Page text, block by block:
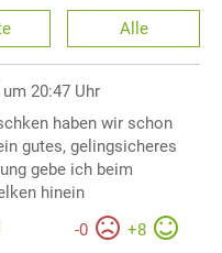
Alle
20:47 Uhr
haben wir schon
gutes, gelingsicheres
gebe ich beim
hinein
-0 +8